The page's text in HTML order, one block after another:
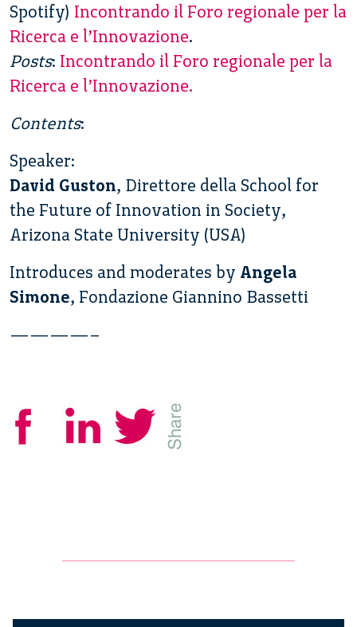
Spotify) Incontrando il Foro regionale per la
Ricerca e l’Innovazione.
Posts: Incontrando il Foro regionale per la
Ricerca e l’Innovazione.
Contents:
Speaker:
David Guston, Direttore della School for
the Future of Innovation in Society,
Arizona State University (USA)
Introduces and moderates by Angela
Simone, Fondazione Giannino Bassetti
————–